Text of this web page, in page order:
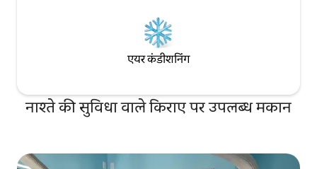
एयर कंडीशनिंग
नाश्ते की सुविधा वाले किराए पर उपलब्ध मकान